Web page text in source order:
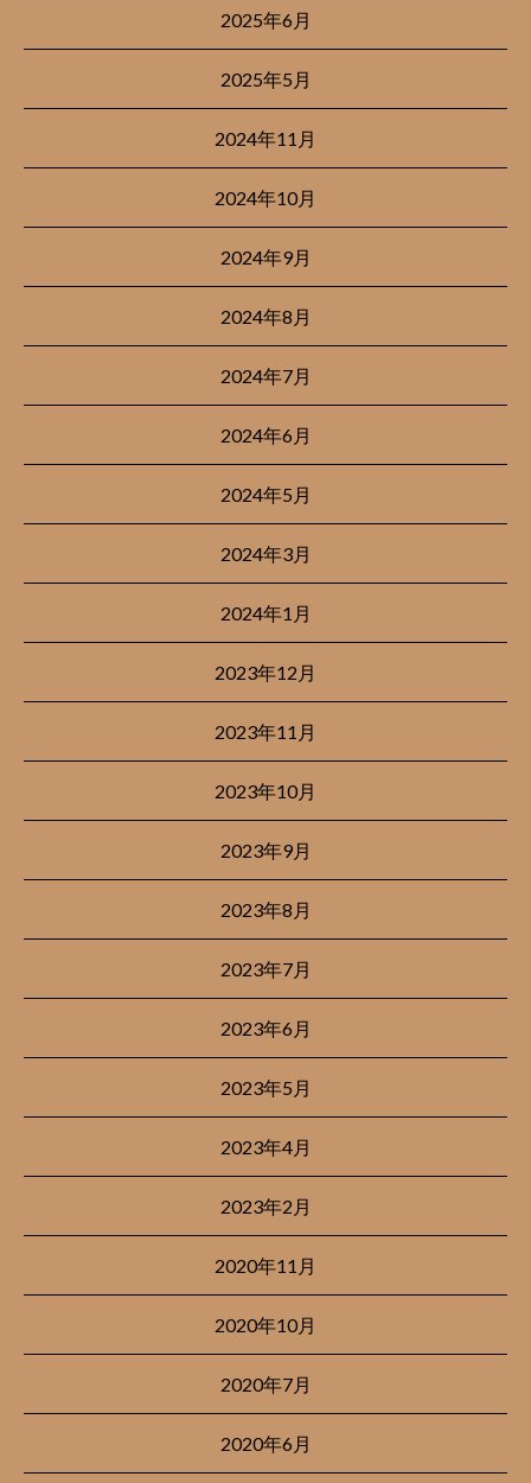
2025年6月
2025年5月
2024年11月
2024年10月
2024年9月
2024年8月
2024年7月
2024年6月
2024年5月
2024年3月
2024年1月
2023年12月
2023年11月
2023年10月
2023年9月
2023年8月
2023年7月
2023年6月
2023年5月
2023年4月
2023年2月
2020年11月
2020年10月
2020年7月
2020年6月